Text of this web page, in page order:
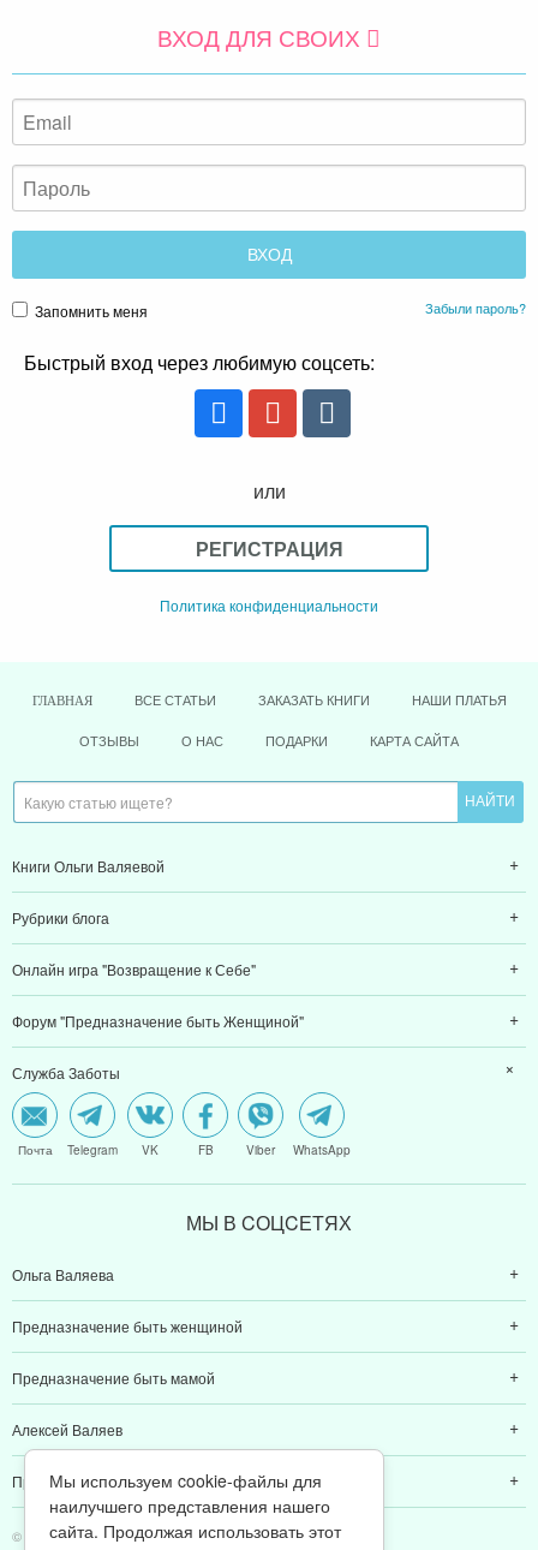
ВХОД ДЛЯ СВОИХ
Запомнить меня Забыли пароль?
Быстрый вход через любимую соцсеть:
или
РЕГИСТРАЦИЯ
Политика конфиденциальности
ГЛАВНАЯ ВСЕ СТАТЬИ ЗАКАЗАТЬ КНИГИ НАШИ ПЛАТЬЯ
ОТЗЫВЫ О НАС ПОДАРКИ КАРТА САЙТА
Книги Ольги Валяевой
Рубрики блога
Онлайн игра "Возвращение к Себе"
Форум "Предназначение быть Женщиной"
Служба Заботы
Почта Telegram VK FB Viber WhatsApp
МЫ В CОЦCЕТЯХ
Ольга Валяева
Предназначение быть женщиной
Предназначение быть мамой
Алексей Валяев
Предназначение быть папой
© 2011-2026 Предназначение быть Женщиной
Мы используем cookie-файлы для
наилучшего представления нашего
сайта. Продолжая использовать этот